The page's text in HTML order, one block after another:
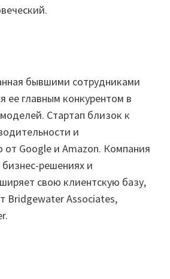
бывшими сотрудниками
ее главным конкурентом в
Стартап близок к
и
Google и Amazon. Компания
решениях и
свою клиентскую базу,
Bridgewater Associates,